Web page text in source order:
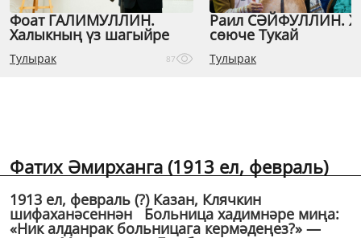
Фоат ГАЛИМУЛЛИН.
Халыкның үз шагыйре
Тулырак 87
Раил СӘЙФУЛЛИН.
сөюче Тукай
Тулырак
Фатих Әмирханга (1913 ел, февраль)
1913 ел, февраль (?) Казан, Клячкин
шифаханәсеннән Больница хадимнәре миңа:
«Ник алданрак больницага кермәдеңез?» —